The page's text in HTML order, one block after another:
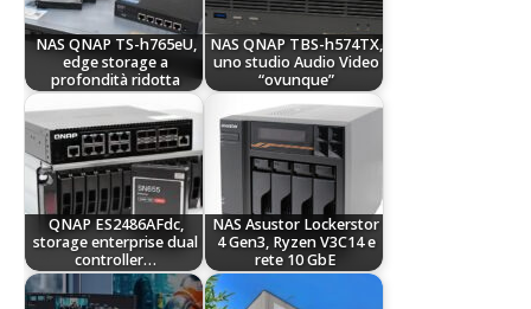
NAS QNAP TS-h765eU,
edge storage a
profondità ridotta
NAS QNAP TBS-h574TX,
uno studio Audio Video
“ovunque”
QNAP ES2486AFdc,
storage enterprise dual
controller…
NAS Asustor Lockerstor
4 Gen3, Ryzen V3C14 e
rete 10 GbE